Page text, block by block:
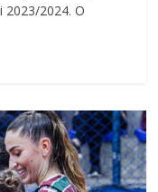
2023/2024. O